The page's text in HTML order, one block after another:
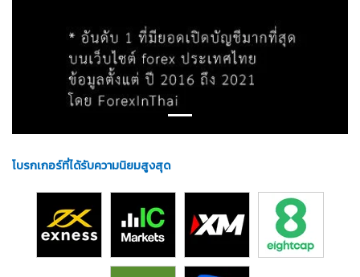
โบรกเกอร์ที่ได้รับความนิยมสูงสุด